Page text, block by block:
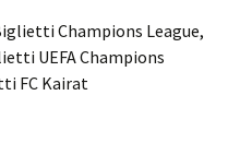
Champions League,
UEFA Champions
FC Kairat